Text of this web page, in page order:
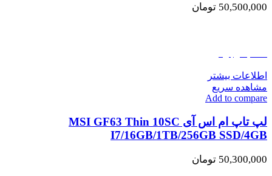
50,500,000 تومان
اطلاعات بیشتر
مشاهده سریع
Add to compare
لپ تاپ ام اس آی MSI GF63 Thin 10SC
I7/16GB/1TB/256GB SSD/4GB
50,300,000 تومان